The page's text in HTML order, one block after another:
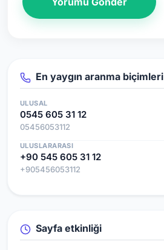
En yaygın aranma biçimleri
ULUSAL
0545 605 31 12
05456053112
ULUSLARARASI
+90 545 605 31 12
+905456053112
Sayfa etkinliği